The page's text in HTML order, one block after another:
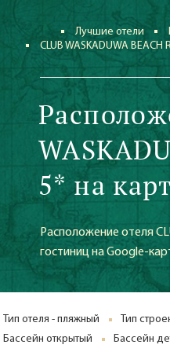
Лучшие отели
CLUB WASKADUWA BEACH
5* на
Расположение отеля
гостиниц на Google-
Тип отеля - пляжный Тип
Бассейн открытый
Бассейн